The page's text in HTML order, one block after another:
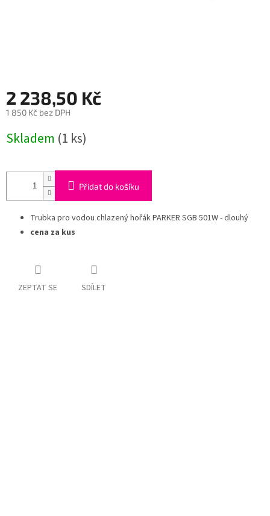
2 238,50 Kč
1 850 Kč bez DPH
cena:
Skladem (1 ks)
Přidat do košíku
Trubka pro vodou chlazený hořák PARKER SGB 501W - dlouhý
cena za kus
ZEPTAT SE SDÍLET